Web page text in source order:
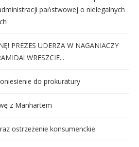
państwowej o nielegalnych
PREZES UDERZA W NAGANIACZY
WRESZCIE...
do prokuratury
z Manhartem
ostrzeżenie konsumenckie